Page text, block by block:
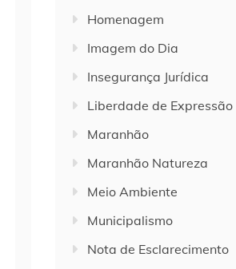
Homenagem
Imagem do Dia
Insegurança Jurídica
Liberdade de Expressão
Maranhão
Maranhão Natureza
Meio Ambiente
Municipalismo
Nota de Esclarecimento